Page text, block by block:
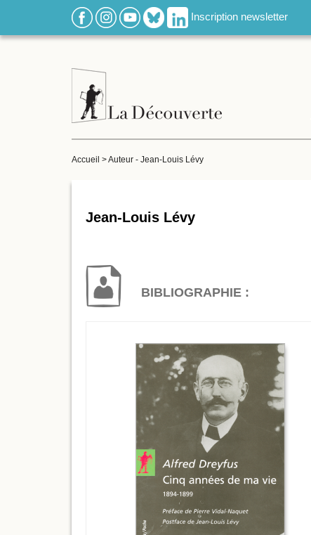
Inscription newsletter
Accueil >Auteur - Jean-Louis Lévy
Jean-Louis Lévy
BIBLIOGRAPHIE :